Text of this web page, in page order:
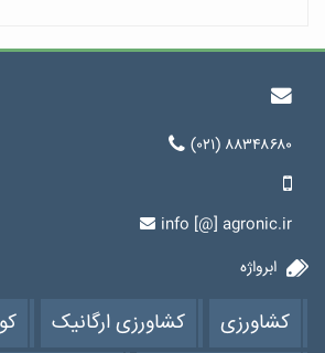
(۰۲۱) ۸۸۳۴۸۶۸۰
info [@] agronic.ir
ابرواژه
کشاورزی کشاورزی ارگانیک